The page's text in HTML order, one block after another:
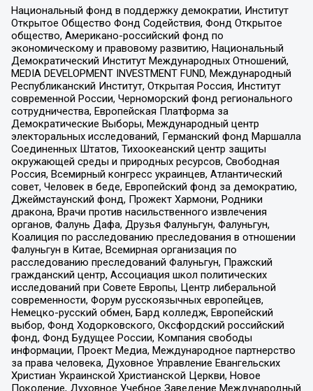
Национальный фонд в поддержку демократии, Институт
Открытое Общество Фонд Содействия, Фонд Открытое
общество, Американо-российский фонд по
экономическому и правовому развитию, Национальный
Демократический Институт Международных Отношений,
MEDIA DEVELOPMENT INVESTMENT FUND, Международный
Республиканский Институт, Открытая Россия, Институт
современной России, Черноморский фонд регионального
сотрудничества, Европейская Платформа за
Демократические Выборы, Международный центр
электоральных исследований, Германский фонд Маршалла
Соединенных Штатов, Тихоокеанский центр защиты
окружающей среды и природных ресурсов, Свободная
Россия, Всемирный конгресс украинцев, Атлантический
совет, Человек в беде, Европейский фонд за демократию,
Джеймстаунский фонд, Прожект Хармони, Родники
дракона, Врачи против насильственного извлечения
органов, Фалунь Дафа, Друзья Фалуньгун, Фалуньгун,
Коалиция по расследованию преследования в отношении
Фалуньгун в Китае, Всемирная организация по
расследованию преследований Фалуньгун, Пражский
гражданский центр, Ассоциация школ политических
исследований при Совете Европы, Центр либеральной
современности, Форум русскоязычных европейцев,
Немецко-русский обмен, Бард колледж, Европейский
выбор, Фонд Ходорковского, Оксфордский российский
фонд, Фонд Будущее России, Компания свободы
информации, Проект Медиа, Международное партнерство
за права человека, Духовное Управление Евангельских
Христиан Украинской Христианской Церкви, Новое
Поколение, Духовное Учебное Заведение Международный